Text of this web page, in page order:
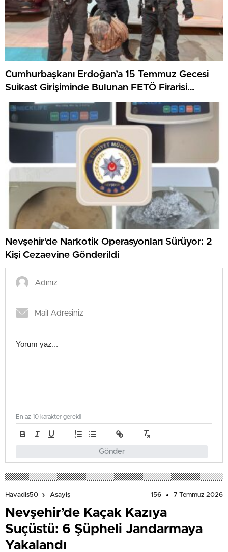
Cumhurbaşkanı Erdoğan’a 15 Temmuz Gecesi
Suikast Girişiminde Bulunan FETÖ Firarisi
Yakalandı
Nevşehir’de Narkotik Operasyonları Sürüyor: 2
Kişi Cezaevine Gönderildi
Gönder
En az 10 karakter gerekli
Havadis50 Asayiş 156 7 Temmuz 2026
Nevşehir’de Kaçak Kazıya
Suçüstü: 6 Şüpheli Jandarmaya
Yakalandı